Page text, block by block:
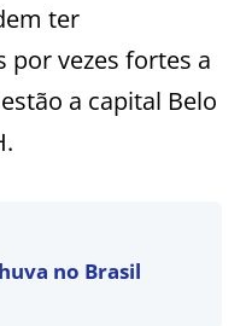
ter
por vezes fortes a
a capital Belo
no Brasil